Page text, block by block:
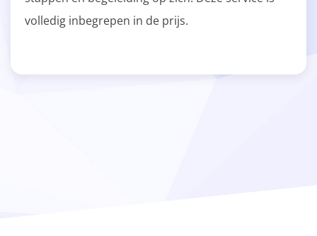
volledig inbegrepen in de prijs.